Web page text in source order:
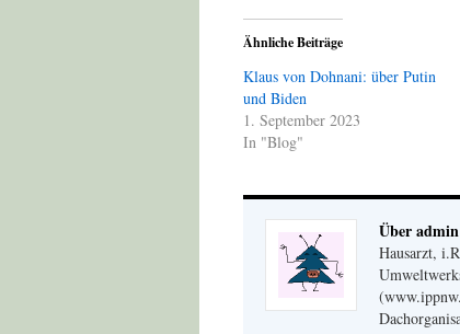
Ähnliche Beiträge
Klaus von Dohnani: über Putin
und Biden
1. September 2023
In "Blog"
Über admin
Hausarzt,